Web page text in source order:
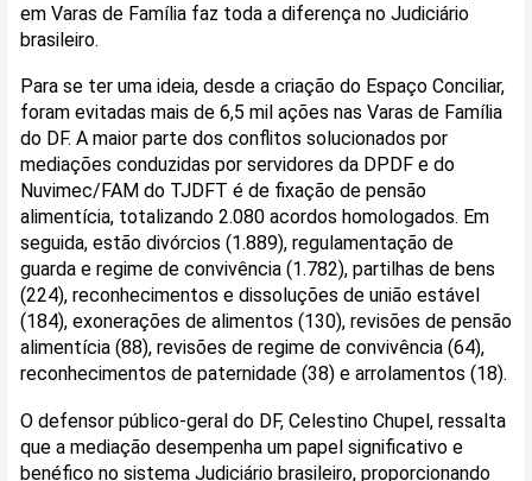
em Varas de Família faz toda a diferença no Judiciário
brasileiro.
Para se ter uma ideia, desde a criação do Espaço Conciliar,
foram evitadas mais de 6,5 mil ações nas Varas de Família
do DF. A maior parte dos conflitos solucionados por
mediações conduzidas por servidores da DPDF e do
Nuvimec/FAM do TJDFT é de fixação de pensão
alimentícia, totalizando 2.080 acordos homologados. Em
seguida, estão divórcios (1.889), regulamentação de
guarda e regime de convivência (1.782), partilhas de bens
(224), reconhecimentos e dissoluções de união estável
(184), exonerações de alimentos (130), revisões de pensão
alimentícia (88), revisões de regime de convivência (64),
reconhecimentos de paternidade (38) e arrolamentos (18).
O defensor público-geral do DF, Celestino Chupel, ressalta
que a mediação desempenha um papel significativo e
benéfico no sistema Judiciário brasileiro, proporcionando